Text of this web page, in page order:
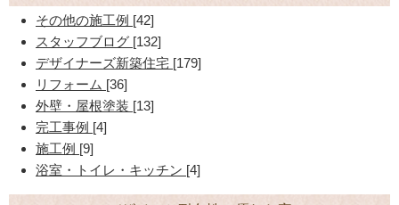
その他の施工例 [42]
スタッフブログ [132]
デザイナーズ新築住宅 [179]
リフォーム [36]
外壁・屋根塗装 [13]
完工事例 [4]
施工例 [9]
浴室・トイレ・キッチン [4]